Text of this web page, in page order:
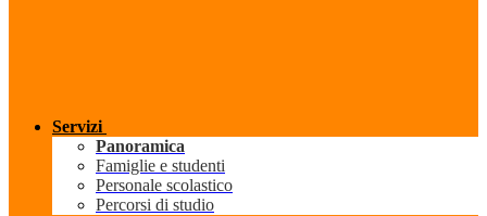
Servizi
Panoramica
Famiglie e studenti
Personale scolastico
Percorsi di studio